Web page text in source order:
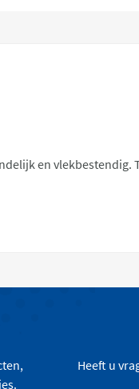
en vlekbestendig.
Heeft u